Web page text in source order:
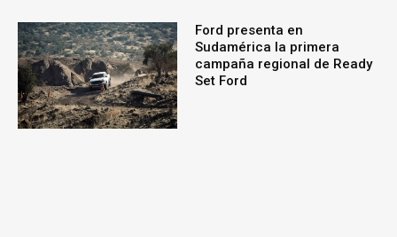
Ford presenta en
Sudamérica la primera
campaña regional de Ready
Set Ford